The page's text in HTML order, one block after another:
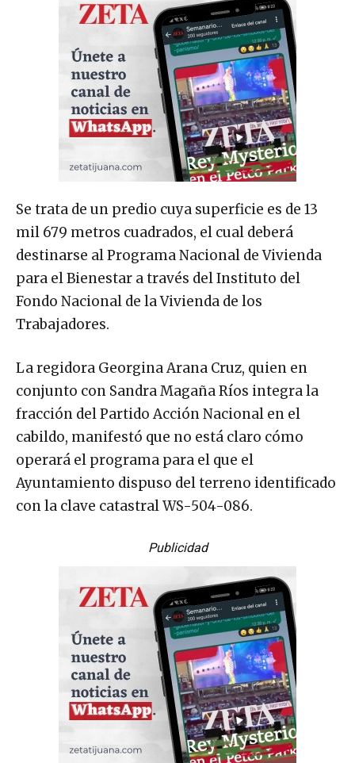
Se trata de un predio cuya superficie es de 13
mil 679 metros cuadrados, el cual deberá
destinarse al Programa Nacional de Vivienda
para el Bienestar a través del Instituto del
Fondo Nacional de la Vivienda de los
Trabajadores.
La regidora Georgina Arana Cruz, quien en
conjunto con Sandra Magaña Ríos integra la
fracción del Partido Acción Nacional en el
cabildo, manifestó que no está claro cómo
operará el programa para el que el
Ayuntamiento dispuso del terreno identificado
con la clave catastral WS-504-086.
Publicidad